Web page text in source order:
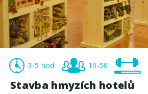
3-5 hod 10-50
Stavba hmyzích hotelů